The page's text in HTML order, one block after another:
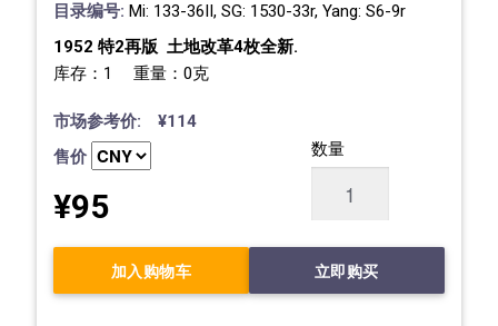
目录编号: Mi: 133-36II, SG: 1530-33r, Yang: S6-9r
1952 特2再版 土地改革4枚全新.
库存：1 重量：0克
市场参考价: ¥114
售价
¥95
数量
加入购物车 立即购买